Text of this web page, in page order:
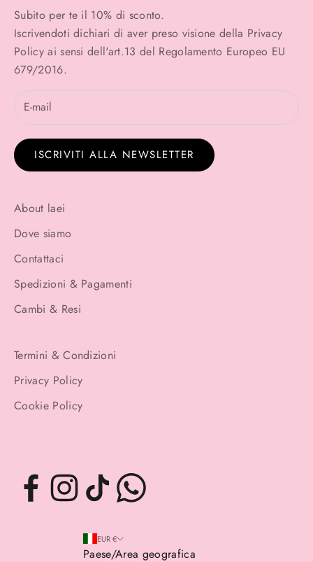
Subito per te il 10% di sconto.
Iscrivendoti dichiari di aver preso visione della Privacy
Policyai sensi dell'art.13 del Regolamento Europeo EU
679/2016.
ISCRIVITI ALLA NEWSLETTER
About laei
Dove siamo
Contattaci
Spedizioni & Pagamenti
Cambi & Resi
Termini & Condizioni
Privacy Policy
Cookie Policy
EUR €
Paese/Area geografica